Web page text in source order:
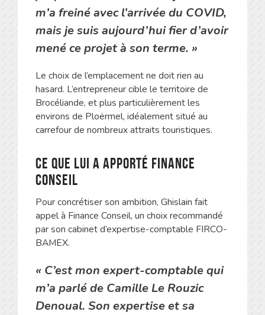
m’a freiné avec l’arrivée du COVID,
mais je suis aujourd’hui fier d’avoir
mené ce projet à son terme. »
Le choix de l’emplacement ne doit rien au
hasard. L’entrepreneur cible le territoire de
Brocéliande, et plus particulièrement les
environs de Ploërmel, idéalement situé au
carrefour de nombreux attraits touristiques.
Ce que lui a apporté Finance
Conseil
Pour concrétiser son ambition, Ghislain fait
appel à Finance Conseil, un choix recommandé
par son cabinet d’expertise-comptable FIRCO-
BAMEX.
« C’est mon expert-comptable qui
m’a parlé de Camille Le Rouzic
Denoual. Son expertise et sa